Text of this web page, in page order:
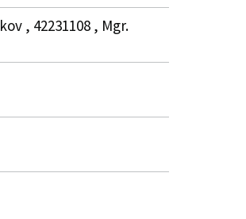
, 42231108 , Mgr.